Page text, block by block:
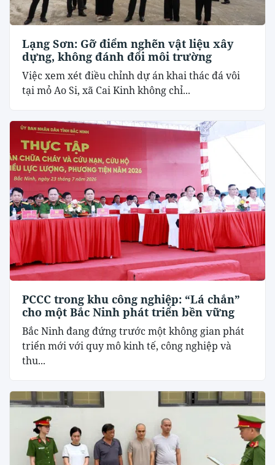
Lạng Sơn: Gỡ điểm nghẽn vật liệu xây
dựng, không đánh đổi môi trường
Việc xem xét điều chỉnh dự án khai thác đá vôi
tại mỏ Ao Si, xã Cai Kinh không chỉ...
PCCC trong khu công nghiệp: “Lá chắn”
cho một Bắc Ninh phát triển bền vững
Bắc Ninh đang đứng trước một không gian phát
triển mới với quy mô kinh tế, công nghiệp và
thu...